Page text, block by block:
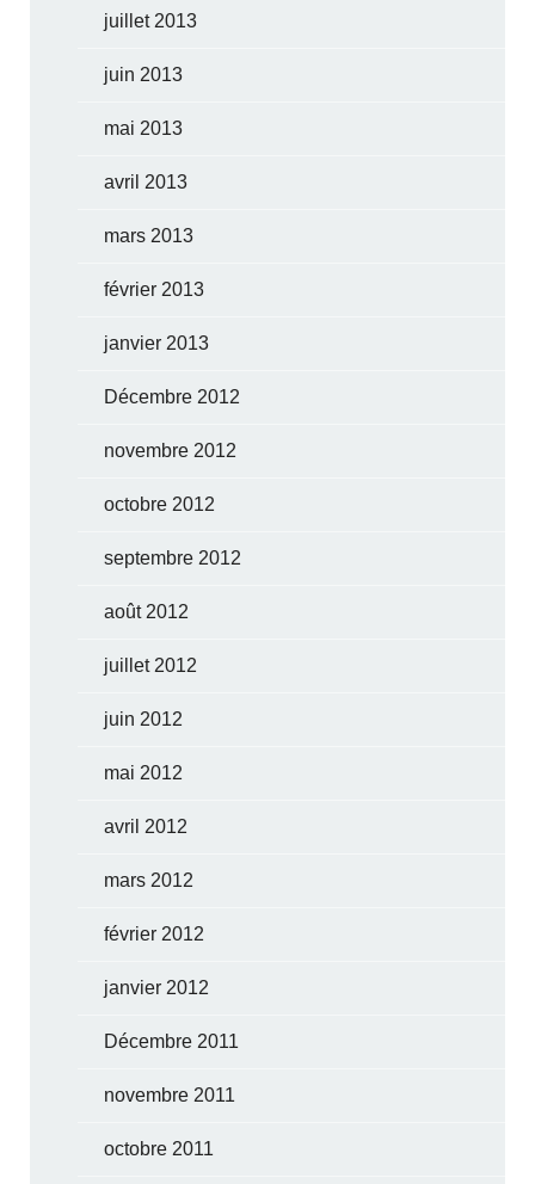
juillet 2013
juin 2013
mai 2013
avril 2013
mars 2013
février 2013
janvier 2013
Décembre 2012
novembre 2012
octobre 2012
septembre 2012
août 2012
juillet 2012
juin 2012
mai 2012
avril 2012
mars 2012
février 2012
janvier 2012
Décembre 2011
novembre 2011
octobre 2011